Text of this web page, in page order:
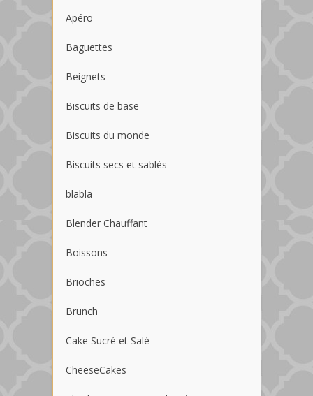
Apéro
Baguettes
Beignets
Biscuits de base
Biscuits du monde
Biscuits secs et sablés
blabla
Blender Chauffant
Boissons
Brioches
Brunch
Cake Sucré et Salé
CheeseCakes